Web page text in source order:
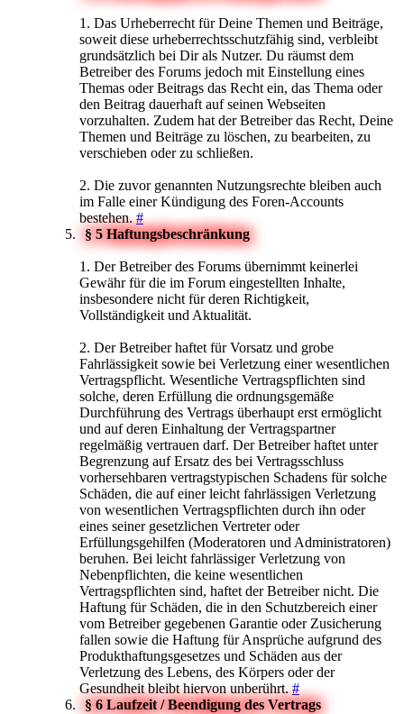
1. Das Urheberrecht für Deine Themen und Beiträge,
soweit diese urheberrechtsschutzfähig sind, verbleibt
grundsätzlich bei Dir als Nutzer. Du räumst dem
Betreiber des Forums jedoch mit Einstellung eines
Themas oder Beitrags das Recht ein, das Thema oder
den Beitrag dauerhaft auf seinen Webseiten
vorzuhalten. Zudem hat der Betreiber das Recht, Deine
Themen und Beiträge zu löschen, zu bearbeiten, zu
verschieben oder zu schließen.
2. Die zuvor genannten Nutzungsrechte bleiben auch
im Falle einer Kündigung des Foren-Accounts
bestehen.#
§ 5 Haftungsbeschränkung
1. Der Betreiber des Forums übernimmt keinerlei
Gewähr für die im Forum eingestellten Inhalte,
insbesondere nicht für deren Richtigkeit,
Vollständigkeit und Aktualität.
2. Der Betreiber haftet für Vorsatz und grobe
Fahrlässigkeit sowie bei Verletzung einer wesentlichen
Vertragspflicht. Wesentliche Vertragspflichten sind
solche, deren Erfüllung die ordnungsgemäße
Durchführung des Vertrags überhaupt erst ermöglicht
und auf deren Einhaltung der Vertragspartner
regelmäßig vertrauen darf. Der Betreiber haftet unter
Begrenzung auf Ersatz des bei Vertragsschluss
vorhersehbaren vertragstypischen Schadens für solche
Schäden, die auf einer leicht fahrlässigen Verletzung
von wesentlichen Vertragspflichten durch ihn oder
eines seiner gesetzlichen Vertreter oder
Erfüllungsgehilfen (Moderatoren und Administratoren)
beruhen. Bei leicht fahrlässiger Verletzung von
Nebenpflichten, die keine wesentlichen
Vertragspflichten sind, haftet der Betreiber nicht. Die
Haftung für Schäden, die in den Schutzbereich einer
vom Betreiber gegebenen Garantie oder Zusicherung
fallen sowie die Haftung für Ansprüche aufgrund des
Produkthaftungsgesetzes und Schäden aus der
Verletzung des Lebens, des Körpers oder der
Gesundheit bleibt hiervon unberührt.#
§ 6 Laufzeit / Beendigung des Vertrags